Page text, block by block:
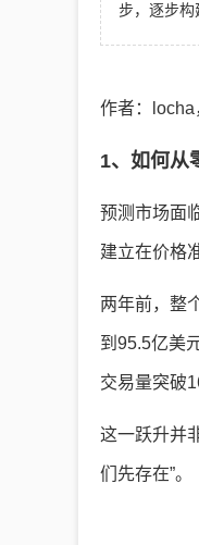
步，逐步构
作者：locha
1、如何从
预测市场面
建立在价格
两年前，整
到95.5亿美
交易量突破
这一跃升并
们先存在”。